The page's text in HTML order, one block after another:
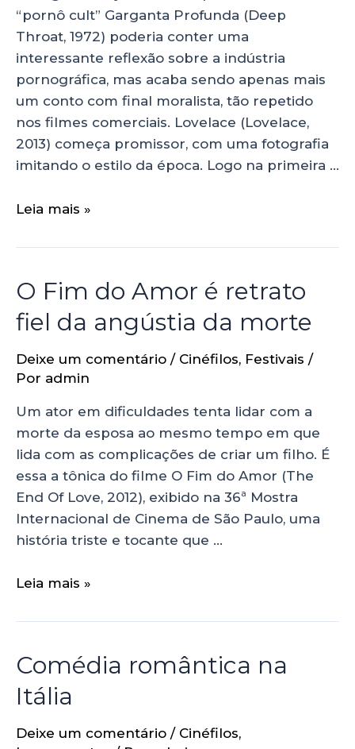
“pornô cult” Garganta Profunda (Deep
Throat, 1972) poderia conter uma
interessante reflexão sobre a indústria
pornográfica, mas acaba sendo apenas mais
um conto com final moralista, tão repetido
nos filmes comerciais. Lovelace (Lovelace,
2013) começa promissor, com uma fotografia
imitando o estilo da época. Logo na primeira …
Leia mais »
O Fim do Amor é retrato
fiel da angústia da morte
Deixe um comentário / Cinéfilos, Festivais /
Por admin
Um ator em dificuldades tenta lidar com a
morte da esposa ao mesmo tempo em que
lida com as complicações de criar um filho. É
essa a tônica do filme O Fim do Amor (The
End Of Love, 2012), exibido na 36ª Mostra
Internacional de Cinema de São Paulo, uma
história triste e tocante que …
Leia mais »
Comédia romântica na
Itália
Deixe um comentário / Cinéfilos,